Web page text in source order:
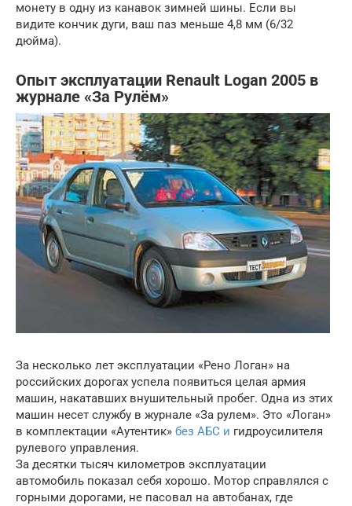
монету в одну из канавок зимней шины. Если вы
видите кончик дуги, ваш паз меньше 4,8 мм (6/32
дюйма).
Опыт эксплуатации Renault Logan 2005 в
журнале «За Рулём»
За несколько лет эксплуатации «Рено Логан» на
российских дорогах успела появиться целая армия
машин, накатавших внушительный пробег. Одна из этих
машин несет службу в журнале «За рулем». Это «Логан»
в комплектации «Аутентик» без АБС и гидроусилителя
рулевого управления.
За десятки тысяч километров эксплуатации
автомобиль показал себя хорошо. Мотор справлялся с
горными дорогами, не пасовал на автобанах, где